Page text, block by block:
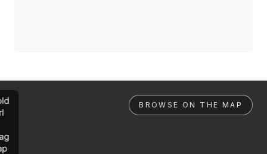
BROWSE ON THE MAP